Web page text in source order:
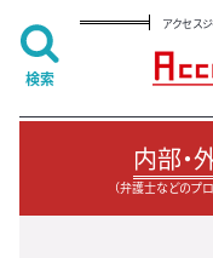
アクセス
内部・
（弁護士などのプ
検索